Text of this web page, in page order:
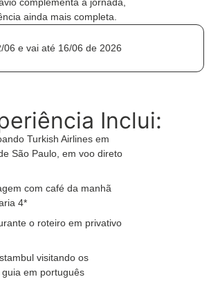
ainda mais completa.
06 e vai até 16/06 de 2026
Inclui:
Turkish Airlines em
São Paulo, em voo direto
com café da manhã
4*
o roteiro em privativo
visitando os
em português